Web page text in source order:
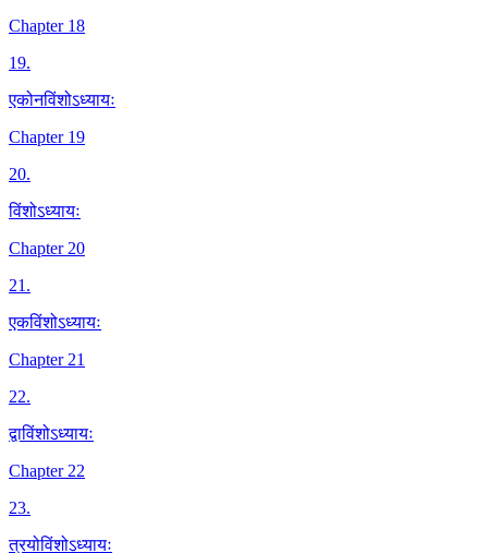
Chapter 18
19.
एकोनविंशोऽध्यायः
Chapter 19
20.
विंशोऽध्यायः
Chapter 20
21.
एकविंशोऽध्यायः
Chapter 21
22.
द्वाविंशोऽध्यायः
Chapter 22
23.
त्रयोविंशोऽध्यायः